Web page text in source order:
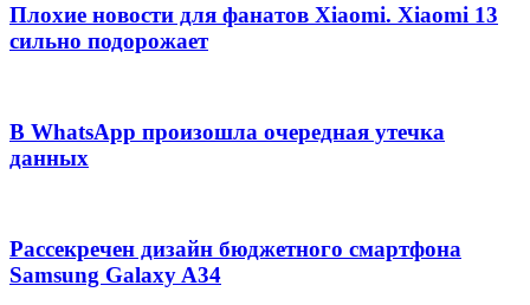
Плохие новости для фанатов Xiaomi. Xiaomi 13
сильно подорожает
В WhatsApp произошла очередная утечка
данных
Рассекречен дизайн бюджетного смартфона
Samsung Galaxy A34